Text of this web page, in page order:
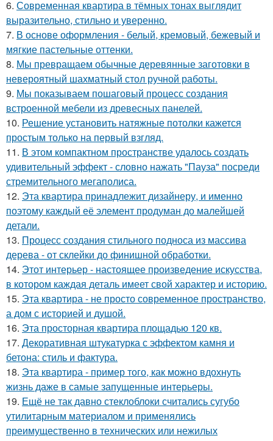
6. Современная квартира в тёмных тонах выглядит
выразительно, стильно и уверенно.
7. В основе оформления - белый, кремовый, бежевый и
мягкие пастельные оттенки.
8. Мы превращаем обычные деревянные заготовки в
невероятный шахматный стол ручной работы.
9. Мы показываем пошаговый процесс создания
встроенной мебели из древесных панелей.
10. Решение установить натяжные потолки кажется
простым только на первый взгляд.
11. В этом компактном пространстве удалось создать
удивительный эффект - словно нажать "Пауза" посреди
стремительного мегаполиса.
12. Эта квартира принадлежит дизайнеру, и именно
поэтому каждый её элемент продуман до малейшей
детали.
13. Процесс создания стильного подноса из массива
дерева - от склейки до финишной обработки.
14. Этот интерьер - настоящее произведение искусства,
в котором каждая деталь имеет свой характер и историю.
15. Эта квартира - не просто современное пространство,
а дом с историей и душой.
16. Эта просторная квартира площадью 120 кв.
17. Декоративная штукатурка с эффектом камня и
бетона: стиль и фактура.
18. Эта квартира - пример того, как можно вдохнуть
жизнь даже в самые запущенные интерьеры.
19. Ещё не так давно стеклоблоки считались сугубо
утилитарным материалом и применялись
преимущественно в технических или нежилых